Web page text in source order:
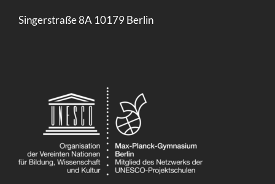
Singerstraße 8A 10179 Berlin